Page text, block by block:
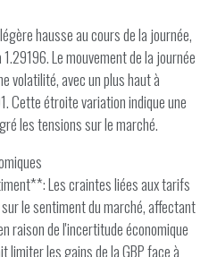
hausse au cours de la journée,
Le mouvement de la journée
volatilité, avec un plus haut à
Cette étroite variation indique une
les tensions sur le marché.
Les craintes liées aux tarifs
le sentiment du marché, affectant
raison de l'incertitude économique
limiter les gains de la GBP face à